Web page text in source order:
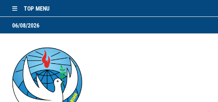
TOP MENU
06/08/2026